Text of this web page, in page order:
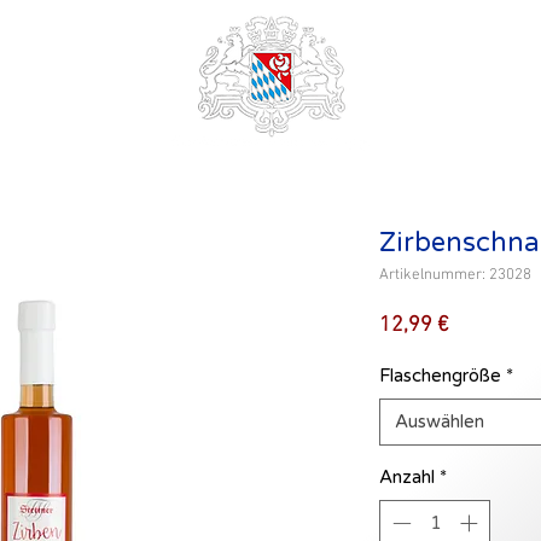
Artikelnummer: 23028
12,99 €Preis
Flaschengröße *
Auswählen
Anzahl *